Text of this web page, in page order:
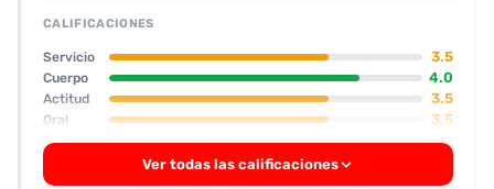
lencería y la facilidad de estimulación con condón. Sin
embargo, la cliente mostró algo de incomodidad al recibir
cierto dolor anal, lo que llevó a cambiar posiciones. La
actitud se describió como algo informal: después del
encuentro se limitó la conversación y el cliente se fue
rápidamente, sin buscar más interacción. El servicio se
consideró “encantador” por su cuerpo, aunque la
CALIFICACIONES
Servicio 3.5
Cuerpo 4.0
Actitud 3.5
Oral 3.5
Ver todas las calificaciones